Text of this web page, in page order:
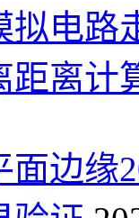
拟电路
距离计
面边缘